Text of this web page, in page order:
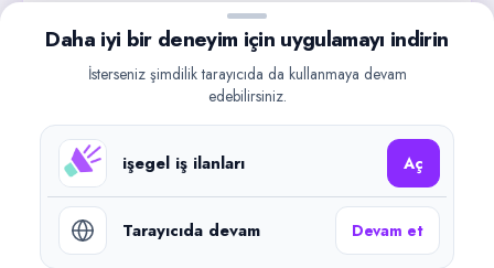
Güncel iş ilanlarını takip edin, işverenlerle hızlıca
iletişime geçin.
Google Play
©2026işegel.net. Tüm hakları saklıdır.
Daha iyi bir deneyim için uygulamayı indirin
İsterseniz şimdilik tarayıcıda da kullanmaya devam
edebilirsiniz.
işegel iş ilanları Aç
Tarayıcıda devam Devam et